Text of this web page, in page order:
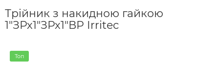
Трійник з накидною гайкою
1"ЗРх1"ЗРх1"ВР Irritec
Топ